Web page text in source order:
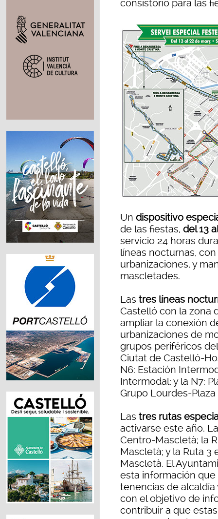
consistorio para las
Un dispositivo
de las fiestas, del 13
servicio 24 horas
líneas nocturnas,
urbanizaciones, y
mascletades.
Las tres líneas
Castelló con la zona
ampliar la conexión
urbanizaciones de
grupos periféricos
Ciutat de Castelló-
N6: Estación
Intermodal; y la N7:
Grupo Lourdes-Plaza
Las tres rutas
activarse este año.
Centro-Mascletà; la
Mascletà; y la Ruta
Mascletà. El
esta información
tenencias de alcaldía
con el objetivo de
contribuir a que